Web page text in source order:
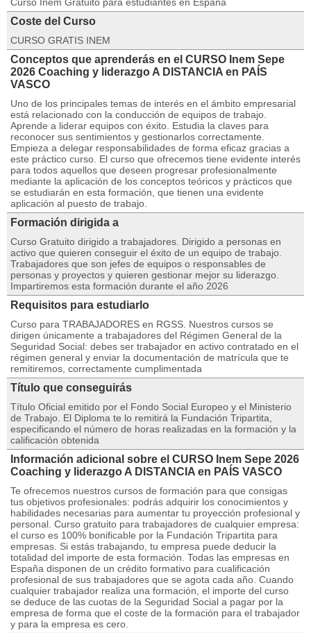
Coste del Curso
CURSO GRATIS INEM
Conceptos que aprenderás en el CURSO Inem Sepe
2026 Coaching y liderazgo A DISTANCIA en PAÍS
VASCO
Uno de los principales temas de interés en el ámbito empresarial
está relacionado con la conducción de equipos de trabajo.
Aprende a liderar equipos con éxito. Estudia la claves para
reconocer sus sentimientos y gestionarlos correctamente.
Empieza a delegar responsabilidades de forma eficaz gracias a
este práctico curso. El curso que ofrecemos tiene evidente interés
para todos aquellos que deseen progresar profesionalmente
mediante la aplicación de los conceptos teóricos y prácticos que
se estudiarán en esta formación, que tienen una evidente
aplicación al puesto de trabajo.
Formación dirigida a
Curso Gratuito dirigido a trabajadores. Dirigido a personas en
activo que quieren conseguir el éxito de un equipo de trabajo.
Trabajadores que son jefes de equipos o responsables de
personas y proyectos y quieren gestionar mejor su liderazgo.
Impartiremos esta formación durante el año 2026
Requisitos para estudiarlo
Curso para TRABAJADORES en RGSS. Nuestros cursos se
dirigen únicamente a trabajadores del Régimen General de la
Seguridad Social: debes ser trabajador en activo contratado en el
régimen general y enviar la documentación de matrícula que te
remitiremos, correctamente cumplimentada
Título que conseguirás
Título Oficial emitido por el Fondo Social Europeo y el Ministerio
de Trabajo. El Diploma te lo remitirá la Fundación Tripartita,
especificando el número de horas realizadas en la formación y la
calificación obtenida
Información adicional sobre el CURSO Inem Sepe 2026
Coaching y liderazgo A DISTANCIA en PAÍS VASCO
Te ofrecemos nuestros cursos de formación para que consigas
tus objetivos profesionales: podrás adquirir los conocimientos y
habilidades necesarias para aumentar tu proyección profesional y
personal. Curso gratuito para trabajadores de cualquier empresa:
el curso es 100% bonificable por la Fundación Tripartita para
empresas. Si estás trabajando, tu empresa puede deducir la
totalidad del importe de esta formación. Todas las empresas en
España disponen de un crédito formativo para cualificación
profesional de sus trabajadores que se agota cada año. Cuando
cualquier trabajador realiza una formación, el importe del curso
se deduce de las cuotas de la Seguridad Social a pagar por la
empresa de forma que el coste de la formación para el trabajador
y para la empresa es cero.